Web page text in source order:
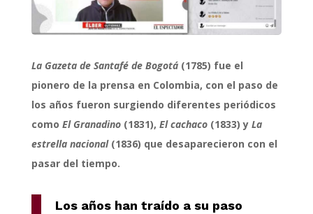
La Gazeta de Santafé de Bogotá(1785) fue el
pionero de la prensa en Colombia, con el paso de
los años fueron surgiendo diferentes periódicos
como El Granadino(1831), El cachaco(1833) y La
estrella nacional(1836) que desaparecieron con el
pasar del tiempo.
Los años han traído a su paso